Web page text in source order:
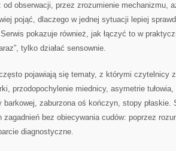
od obserwacji, przez zrozumienie mechanizmu,
pojąć, dlaczego w jednej sytuacji lepiej
pokazuje również, jak łączyć to w
tylko działać sensownie.
pojawiają się tematy, z którymi czytelnicy
przodopochylenie miednicy, asymetrie tułowia,
barkowej, zaburzona oś kończyn, stopy płaskie.
zagadnień bez obiecywania cudów: poprzez
diagnostyczne.